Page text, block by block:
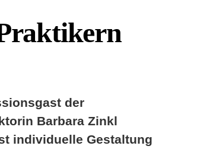
der
Barbara Zinkl
individuelle Gestaltung